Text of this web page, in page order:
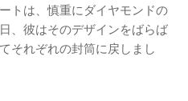
トは、慎重にダイヤモンドの
、彼はそのデザインをばらば
それぞれの封筒に戻しまし